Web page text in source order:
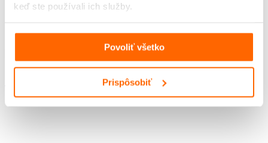
keď ste používali ich služby.
Povoliť všetko
Prispôsobiť
Mikuláš Bröder (*1928 †︎2022)